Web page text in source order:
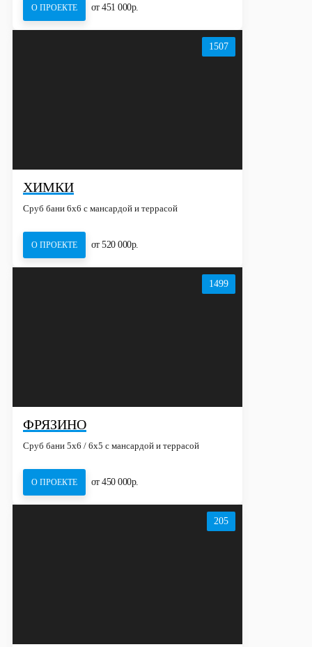
О ПРОЕКТЕ от 451 000р.
1507
ХИМКИ
Сруб бани 6х6 с мансардой и террасой
О ПРОЕКТЕ от 520 000р.
1499
ФРЯЗИНО
Сруб бани 5х6 / 6x5 с мансардой и террасой
О ПРОЕКТЕ от 450 000р.
205